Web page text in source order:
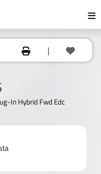
|
In Hybrid Fwd Edc